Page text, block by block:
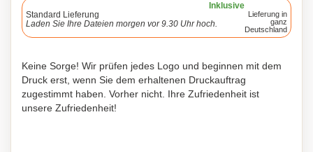
Inklusive
Standard Lieferung
Laden Sie Ihre Dateien morgen vor 9.30 Uhr hoch.
Lieferung in
ganz
Deutschland
Keine Sorge! Wir prüfen jedes Logo und beginnen mit dem
Druck erst, wenn Sie dem erhaltenen Druckauftrag
zugestimmt haben. Vorher nicht. Ihre Zufriedenheit ist
unsere Zufriedenheit!